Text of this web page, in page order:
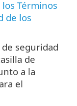
Términos
de los
seguridad
de
a la
el